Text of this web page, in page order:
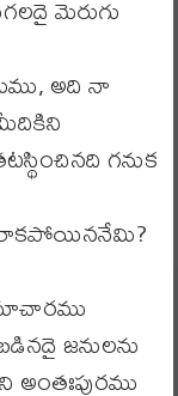
మెరుగు
అది నా
గనుక
రాకపోయిననేమి?
జనులను